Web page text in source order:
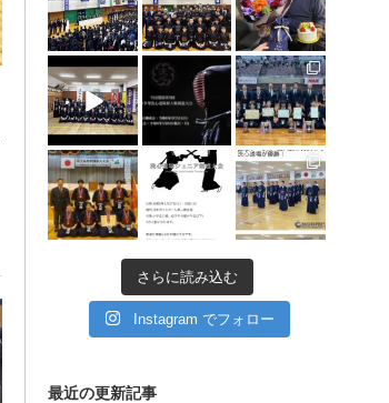
12月 31 12月 5 11月 11
11月 11 11月 6 9月 11
さらに読み込む
Instagram でフォロー
最近の更新記事